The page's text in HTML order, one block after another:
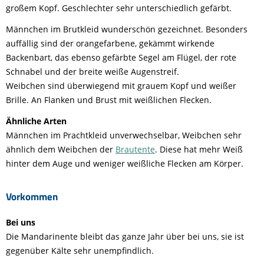
großem Kopf. Geschlechter sehr unterschiedlich gefärbt.
Männchen im Brutkleid wunderschön gezeichnet. Besonders
auffällig sind der orangefarbene, gekämmt wirkende
Backenbart, das ebenso gefärbte Segel am Flügel, der rote
Schnabel und der breite weiße Augenstreif.
Weibchen sind überwiegend mit grauem Kopf und weißer
Brille. An Flanken und Brust mit weißlichen Flecken.
Ähnliche Arten
Männchen im Prachtkleid unverwechselbar, Weibchen sehr
ähnlich dem Weibchen der Brautente. Diese hat mehr Weiß
hinter dem Auge und weniger weißliche Flecken am Körper.
Vorkommen
Bei uns
Die Mandarinente bleibt das ganze Jahr über bei uns, sie ist
gegenüber Kälte sehr unempfindlich.